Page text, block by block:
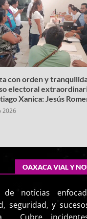
con orden y
electoral
Xanica: Jesús
2026
OAXACA VIAL Y
de noticias
seguridad, y